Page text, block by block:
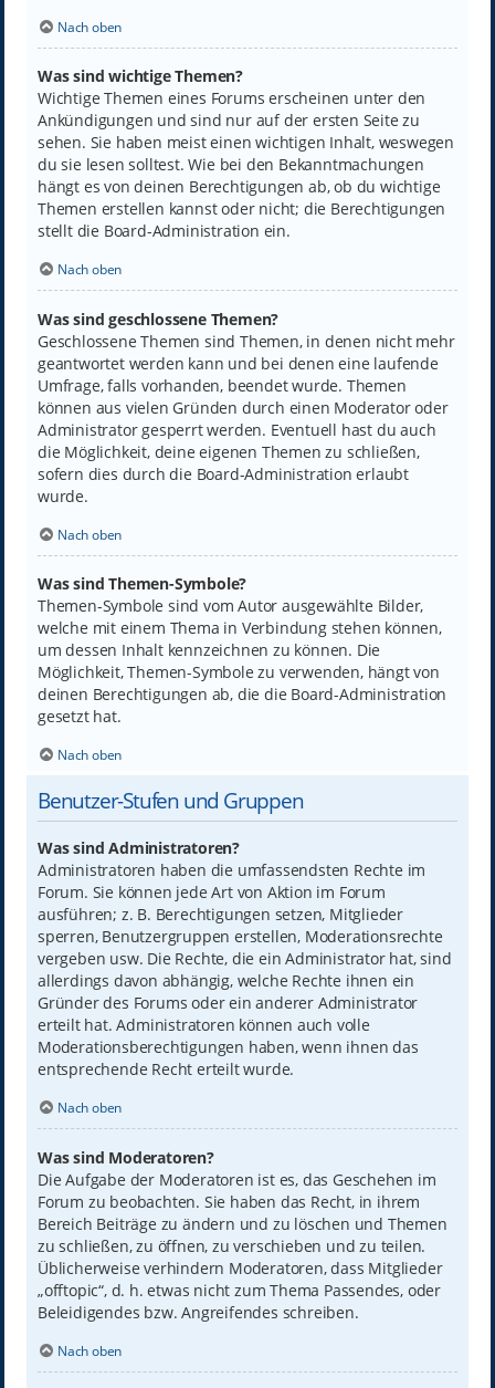
Nach oben
Was sind wichtige Themen?
Wichtige Themen eines Forums erscheinen unter den
Ankündigungen und sind nur auf der ersten Seite zu
sehen. Sie haben meist einen wichtigen Inhalt, weswegen
du sie lesen solltest. Wie bei den Bekanntmachungen
hängt es von deinen Berechtigungen ab, ob du wichtige
Themen erstellen kannst oder nicht; die Berechtigungen
stellt die Board-Administration ein.
Nach oben
Was sind geschlossene Themen?
Geschlossene Themen sind Themen, in denen nicht mehr
geantwortet werden kann und bei denen eine laufende
Umfrage, falls vorhanden, beendet wurde. Themen
können aus vielen Gründen durch einen Moderator oder
Administrator gesperrt werden. Eventuell hast du auch
die Möglichkeit, deine eigenen Themen zu schließen,
sofern dies durch die Board-Administration erlaubt
wurde.
Nach oben
Was sind Themen-Symbole?
Themen-Symbole sind vom Autor ausgewählte Bilder,
welche mit einem Thema in Verbindung stehen können,
um dessen Inhalt kennzeichnen zu können. Die
Möglichkeit, Themen-Symbole zu verwenden, hängt von
deinen Berechtigungen ab, die die Board-Administration
gesetzt hat.
Nach oben
Benutzer-Stufen und Gruppen
Was sind Administratoren?
Administratoren haben die umfassendsten Rechte im
Forum. Sie können jede Art von Aktion im Forum
ausführen; z. B. Berechtigungen setzen, Mitglieder
sperren, Benutzergruppen erstellen, Moderationsrechte
vergeben usw. Die Rechte, die ein Administrator hat, sind
allerdings davon abhängig, welche Rechte ihnen ein
Gründer des Forums oder ein anderer Administrator
erteilt hat. Administratoren können auch volle
Moderationsberechtigungen haben, wenn ihnen das
entsprechende Recht erteilt wurde.
Nach oben
Was sind Moderatoren?
Die Aufgabe der Moderatoren ist es, das Geschehen im
Forum zu beobachten. Sie haben das Recht, in ihrem
Bereich Beiträge zu ändern und zu löschen und Themen
zu schließen, zu öffnen, zu verschieben und zu teilen.
Üblicherweise verhindern Moderatoren, dass Mitglieder
„offtopic“, d. h. etwas nicht zum Thema Passendes, oder
Beleidigendes bzw. Angreifendes schreiben.
Nach oben